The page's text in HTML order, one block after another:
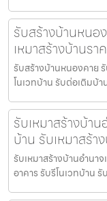
รับสร้างบ้านหนอ
เหมาสร้างบ้านร
รับสร้างบ้านหนองคาย
โนเวทบ้าน รับต่อเติมบ้
รับเหมาสร้างบ้า
บ้าน รับเหมาสร้า
รับเหมาสร้างบ้านอำนา
อาคาร รับรีโนเวทบ้าน